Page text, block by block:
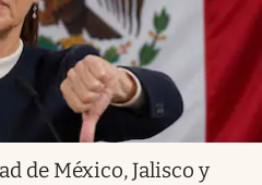
de México, Jalisco y